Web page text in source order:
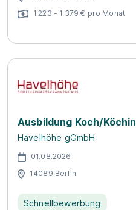
1.223 - 1.379 € pro Monat
Ausbildung Koch/Köchin
Havelhöhe gGmbH
01.08.2026
14089 Berlin
Schnellbewerbung